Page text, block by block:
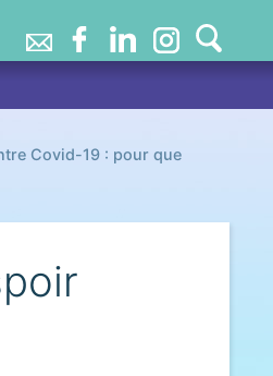
Covid-19 : pour que